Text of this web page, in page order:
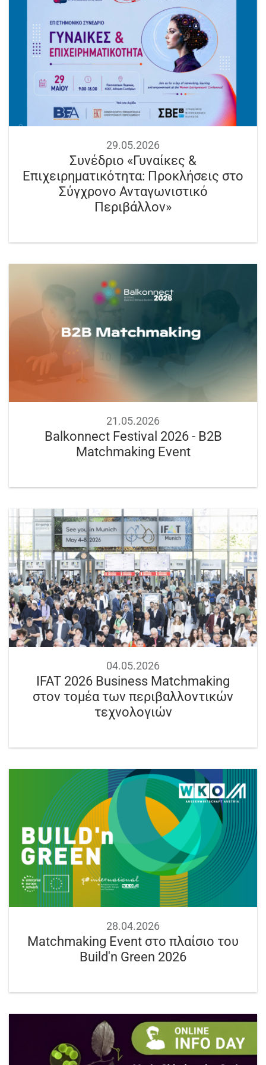
29.05.2026
Συνέδριο «Γυναίκες &
Επιχειρηματικότητα: Προκλήσεις στο
Σύγχρονο Ανταγωνιστικό
Περιβάλλον»
21.05.2026
Balkonnect Festival 2026 - B2B
Matchmaking Event
04.05.2026
IFAT 2026 Business Matchmaking
στον τομέα των περιβαλλοντικών
τεχνολογιών
28.04.2026
Matchmaking Event στο πλαίσιο του
Build'n Green 2026